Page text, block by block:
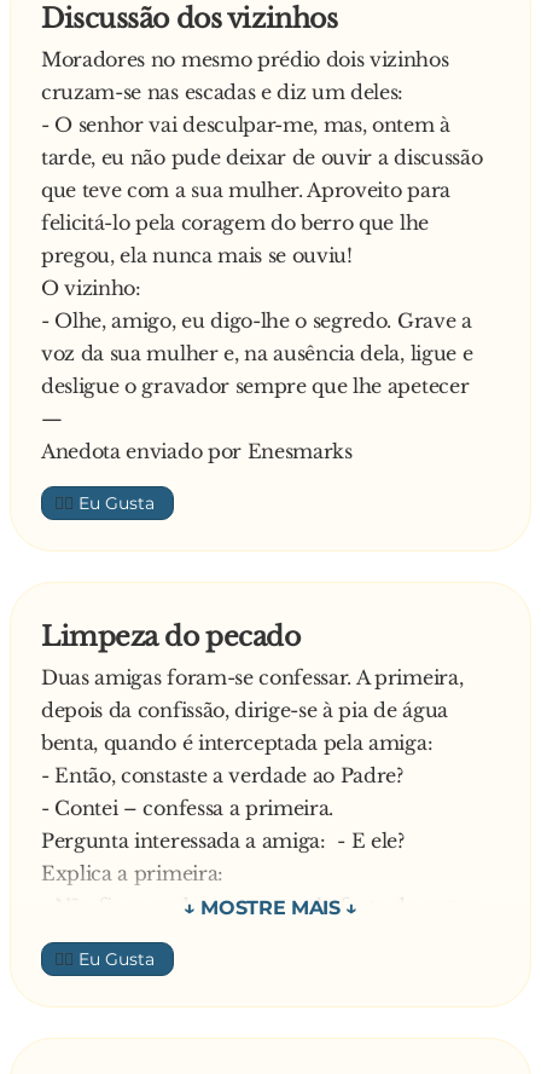
Discussão dos vizinhos
Moradores no mesmo prédio dois vizinhos
cruzam-se nas escadas e diz um deles:
- O senhor vai desculpar-me, mas, ontem à
tarde, eu não pude deixar de ouvir a discussão
que teve com a sua mulher. Aproveito para
felicitá-lo pela coragem do berro que lhe
pregou, ela nunca mais se ouviu!
O vizinho:
- Olhe, amigo, eu digo-lhe o segredo. Grave a
voz da sua mulher e, na ausência dela, ligue e
desligue o gravador sempre que lhe apetecer
—
Anedota enviado por Enesmarks
👍🏼
Limpeza do pecado
Duas amigas foram-se confessar. A primeira,
depois da confissão, dirige-se à pia de água
benta, quando é interceptada pela amiga:
- Então, constaste a verdade ao Padre?
- Contei – confessa a primeira.
Pergunta interessada a amiga: - E ele?
Explica a primeira:
- Não ficou nada contente pelo facto de eu ter
ido tão longe nas brincadeiras com o meu
namorado! Mandou-me passar todas as partes
que estiveram em contacto com o pecado por
água benta Vou ter que lavar as mãos
👍🏼